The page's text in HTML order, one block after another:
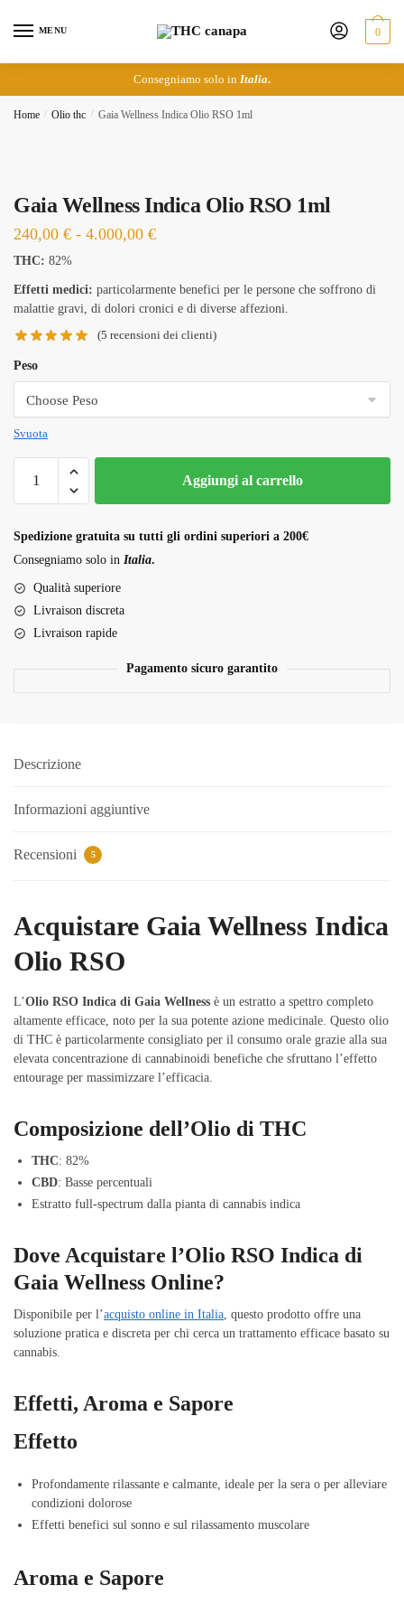
MENU 0
Consegniamo solo in Italia.
Home / Olio thc / Gaia Wellness Indica Olio RSO 1ml
Gaia Wellness Indica Olio RSO 1ml
240,00 € - 4.000,00 €Fascia
prezzo:
da
240,00 €
4.000,00 €
THC: 82%
Effetti medici: particolarmente benefici per le persone che soffrono di
malattie gravi, di dolori cronici e di diverse affezioni.
(5 recensioni dei clienti)
Peso
Svuota
Wellness
Olio
RSO
quantità
Aggiungi al carrello
Spedizione gratuita su tutti gli ordini superiori a 200€
Consegniamo solo in Italia.
Qualità superiore
Livraison discreta
Livraison rapide
Pagamento sicuro garantito
Descrizione
Informazioni aggiuntive
Recensioni 5
Acquistare Gaia Wellness Indica
Olio RSO
L’Olio RSO Indica di Gaia Wellness è un estratto a spettro completo
altamente efficace, noto per la sua potente azione medicinale. Questo olio
di THC è particolarmente consigliato per il consumo orale grazie alla sua
elevata concentrazione di cannabinoidi benefiche che sfruttano l’effetto
entourage per massimizzare l’efficacia.
Composizione dell’Olio di THC
THC: 82%
CBD: Basse percentuali
Estratto full-spectrum dalla pianta di cannabis indica
Dove Acquistare l’Olio RSO Indica di
Gaia Wellness Online?
Disponibile per l’acquisto online in Italia, questo prodotto offre una
soluzione pratica e discreta per chi cerca un trattamento efficace basato su
cannabis.
Effetti, Aroma e Sapore
Effetto
Profondamente rilassante e calmante, ideale per la sera o per alleviare
condizioni dolorose
Effetti benefici sul sonno e sul rilassamento muscolare
Aroma e Sapore